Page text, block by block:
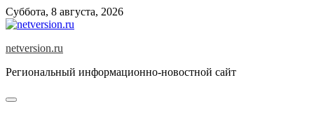
Skip
to
Суббота, 8 августа, 2026
netversion.ru
Региональный информационно-новостной сайт